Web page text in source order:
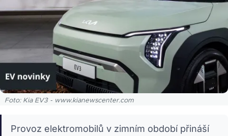
Foto: Kia EV3 - www.kianewscenter.com
Provoz elektromobilů v zimním období přináší